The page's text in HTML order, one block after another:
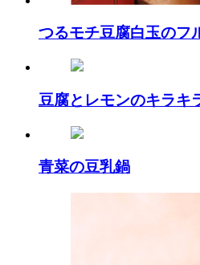
つるモチ豆腐白玉のフ
豆腐とレモンのキラキ
青菜の豆乳鍋